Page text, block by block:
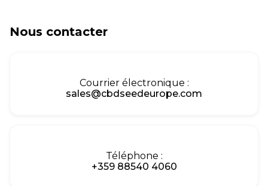
Nous contacter
Courrier électronique :
sales@cbdseedeurope.com
Téléphone :
+359 88540 4060